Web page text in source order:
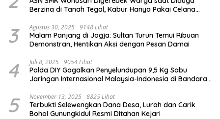
Berzina di Tanah Tegal, Kabur Hanya Pakai Celana
3 Agustus 30, 2025 9148 Lihat
Malam Panjang di Jogja: Sultan Turun Temui Ribuan
Demonstran, Hentikan Aksi dengan Pesan Damai
4 Juli 8, 2025 9054 Lihat
Polda DIY Gagalkan Penyelundupan 9,5 Kg Sabu
Jaringan Internasional Malaysia-Indonesia di Bandara
5 November 13, 2025 8825 Lihat
Terbukti Selewengkan Dana Desa, Lurah dan Carik
Bohol Gunungkidul Resmi Ditahan Kejari